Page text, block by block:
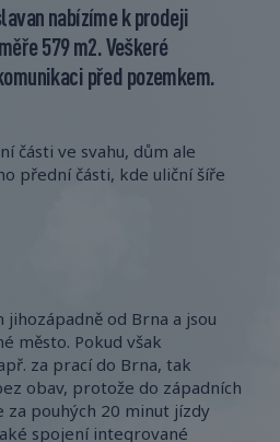
nabízíme k prodeji
579 m2. Veškeré
před pozemkem.
části ve svahu, dům ale
přední části, kde uliční šíře
jihozápadně od Brna a jsou
město. Pokud však
za prací do Brna, tak
obav, protože do západních
za pouhých 20 minut jízdy
spojení integrované